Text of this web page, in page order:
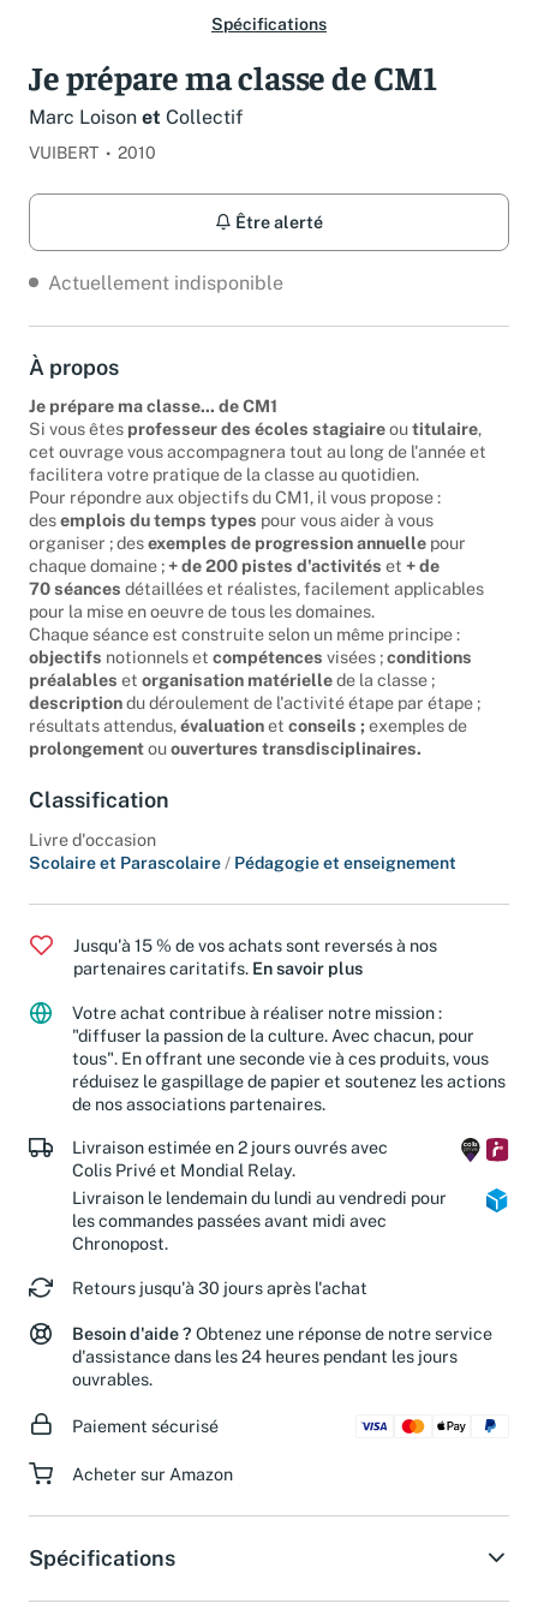
Spécifications
Je prépare ma classe de CM1
Marc Loison et Collectif
VUIBERT 2010
Être alerté
Actuellement indisponible
À propos
Je prépare ma classe... de CM1
Si vous êtes professeur des écoles stagiaireoutitulaire,
cet ouvrage vous accompagnera tout au long de l'année et
facilitera votre pratique de la classe au quotidien.
Pour répondre aux objectifs du CM1, il vous propose :
desemplois du temps types pour vous aider à vous
organiser ; desexemples de progression annuelle pour
chaque domaine ;+ de 200 pistes d'activités et + de
70 séances détaillées et réalistes, facilement applicables
pour la mise en oeuvre de tous les domaines.
Chaque séance est construite selon un même principe :
objectifs notionnels et compétences visées ;conditions
préalables et organisation matériellede la classe ;
descriptiondu déroulement de l'activité étape par étape ;
résultats attendus,évaluationet conseils ; exemples de
prolongementououvertures transdisciplinaires.
Classification
Livre d'occasion
Scolaire et Parascolaire / Pédagogie et enseignement
Jusqu'à 15 % de vos achats sont reversés à nos
partenaires caritatifs. En savoir plus
Votre achat contribue à réaliser notre mission :
"diffuser la passion de la culture. Avec chacun, pour
tous". En offrant une seconde vie à ces produits, vous
réduisez le gaspillage de papier et soutenez les actions
de nos associations partenaires.
Livraison estimée en 2 jours ouvrés avec
Colis Privé et Mondial Relay.
Livraison le lendemain du lundi au vendredi pour
les commandes passées avant midi avec
Chronopost.
Retours jusqu'à 30 jours après l'achat
Besoin d'aide ? Obtenez une réponse de notre service
d'assistance dans les 24 heures pendant les jours
ouvrables.
Paiement sécurisé
Acheter sur Amazon
Spécifications